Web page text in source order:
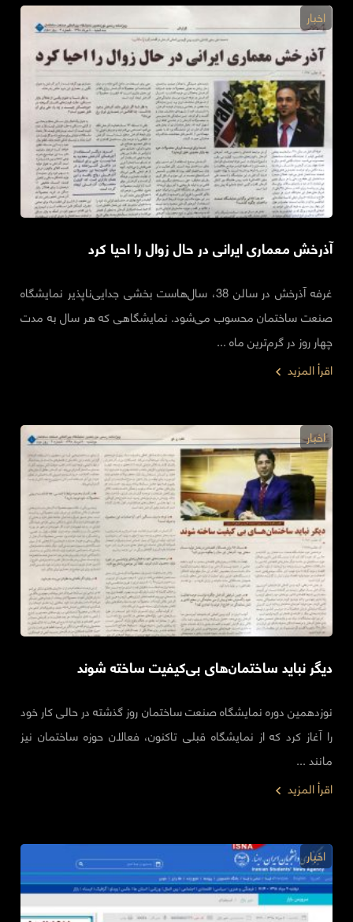
آذرخش معماری ایرانی در حال زوال را احیا کرد
غرفه آذرخش در سالن 38، سال‌هاست بخشی جدایی‌ناپذیر نمایشگاه
صنعت ساختمان محسوب می‌شود. نمایشگاهی که هر سال به مدت
چهار روز در گرم‌ترین ماه ...
اخبار
اقرأ المزيد
دیگر نباید ساختمان‌های بی‌کیفیت ساخته شوند
نوزدهمین دوره نمایشگاه صنعت ساختمان روز گذشته در حالی کار خود
را آغاز کرد که از نمایشگاه قبلی تاکنون، فعالان حوزه ساختمان نیز
مانند ...
اخبار
اقرأ المزيد
اخبار